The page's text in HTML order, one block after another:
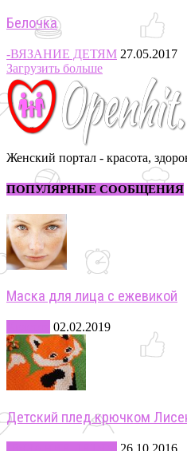
Белочка
-ВЯЗАНИЕ ДЕТЯМ 27.05.2017
Загрузить больше
Женский портал - красота,
ПОПУЛЯРНЫЕ СООБЩЕНИЯ
Маска для лица с ежевикой
02.02.2019
Детский плед крючком
26.10.2016